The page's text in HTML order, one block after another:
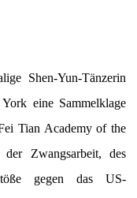
Shen-Yun-Tänzerin
eine Sammelklage
Tian Academy of the
Zwangsarbeit, des
gegen das US-